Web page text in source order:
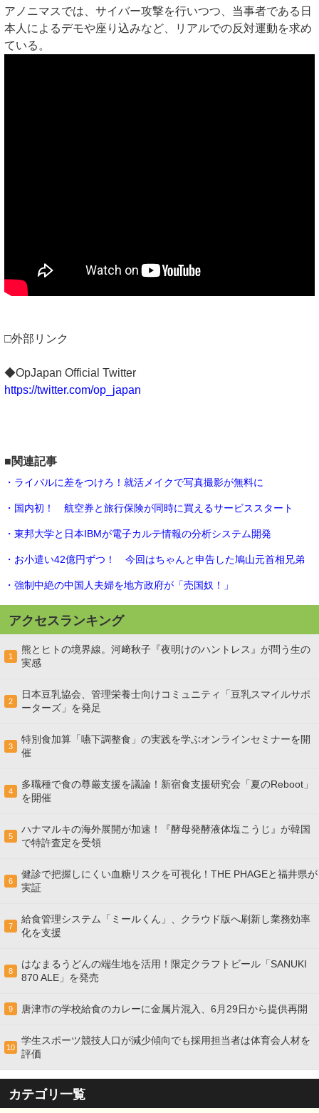
アノニマスでは、サイバー攻撃を行いつつ、当事者である日
本人によるデモや座り込みなど、リアルでの反対運動を求め
ている。
□外部リンク
◆OpJapan Official Twitter
https://twitter.com/op_japan
■関連記事
・ライバルに差をつけろ！就活メイクで写真撮影が無料に
・国内初！ 航空券と旅行保険が同時に買えるサービススタート
・東邦大学と日本IBMが電子カルテ情報の分析システム開発
・お小遣い42億円ずつ！ 今回はちゃんと申告した鳩山元首相兄弟
・強制中絶の中国人夫婦を地方政府が「売国奴！」
アクセスランキング
1
熊とヒトの境界線。河﨑秋子『夜明けのハントレス』が問う生の
実感
2
日本豆乳協会、管理栄養士向けコミュニティ「豆乳スマイルサポ
ーターズ」を発足
3
特別食加算「嚥下調整食」の実践を学ぶオンラインセミナーを開
催
4
多職種で食の尊厳支援を議論！新宿食支援研究会「夏のReboot」
を開催
5
ハナマルキの海外展開が加速！『酵母発酵液体塩こうじ』が韓国
で特許査定を受領
6
健診で把握しにくい血糖リスクを可視化！THE PHAGEと福井県が
実証
7
給食管理システム「ミールくん」、クラウド版へ刷新し業務効率
化を支援
8
はなまるうどんの端生地を活用！限定クラフトビール「SANUKI
870 ALE」を発売
9 唐津市の学校給食のカレーに金属片混入、6月29日から提供再開
10
学生スポーツ競技人口が減少傾向でも採用担当者は体育会人材を
評価
カテゴリ一覧